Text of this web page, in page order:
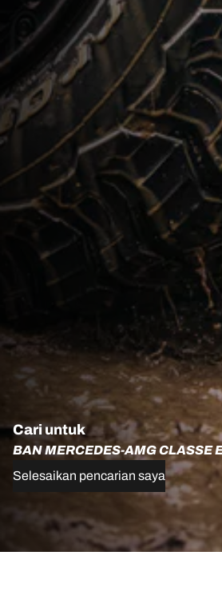
Cari untuk
BAN MERCEDES-AMG CLASSE
Selesaikan pencarian saya